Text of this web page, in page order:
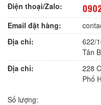
Điện thoại/Zalo:
Email đặt hàng:
Địa chỉ:
622/
Tân
Địa chỉ:
228
Phố
Số lượng: